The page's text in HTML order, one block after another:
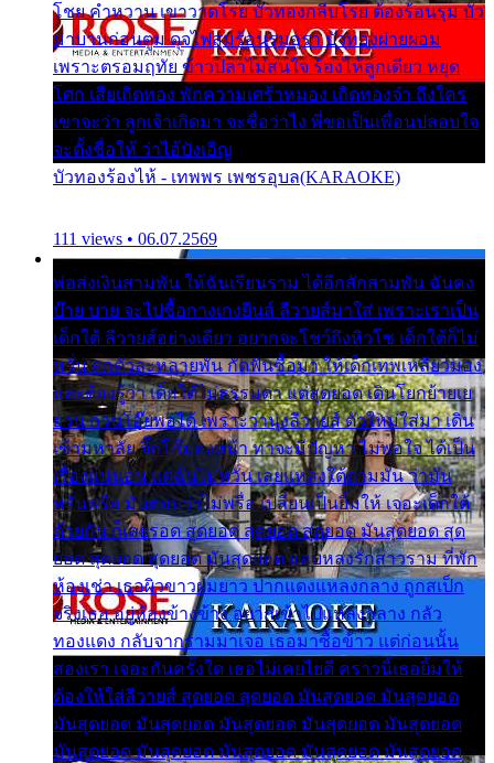
โชย คำหวาน เขาวาดโรย บัวทองกลีบโรย ต้องร้อนรุม บัว
มาบานก่อนตูม ดุจไฟสุมร้อนรุมอุรา บัวทองผ่ายผอม
เพราะตรอมฤทัย ข้าวปลาไม่สนใจ ร้องไห้ลูกเดียว หยุด
โศก เสียเถิดทอง พักความเศร้าหมอง เถิดทองจ๋า ถึงใคร
เขาจะว่า ลูกเจ้าเกิดมา จะชื่อว่าไง พี่ขอเป็นเพื่อนปลอบใจ
จะตั้งชื่อให้ ว่าไอ้บังเอิญ
บัวทองร้องไห้ - เทพพร เพชรอุบล(KARAOKE)
111 views • 06.07.2569
พ่อส่งเงินสามพัน ให้ฉันเรียนราม ได้อีกสักสามพัน ฉันคง
บ๊าย บาย จะไปซื้อกางเกงยีนส์ ลีวายส์มาใส่ เพราะเราเป็น
เด็กใต้ ลีวายส์อย่างเดียว อยากจะโชว์ถึงหิวโซ เด็กใต้ก็ไม่
หวั่น ตกตัวละหลายพัน กัดฟันซื้อมา ให้เด็กเทพเหลียวมอง
และต้องรู้ว่า เด็กใต้ไม่ธรรมดา แต่สุดยอด เดินโยกย้ายเย
ยวน กวนโอ๊ยพอได้ เพราะว่านุ่งลีวายส์ ตัวใหม่ใส่มา เดิน
เข้ามหาลัย จิ๊กโก๊มองหน้า ท่าจะมีปัญหา ไม่พอใจ ได้เป็น
เรื่องแน่นอน แต่ฉันไม่หวั่น เลยแหลงใต้ถามมัน ว่ามัน
พรั่นพรือ มันตอบว่าไม่พรื่อ เปลี่ยนเป็นยิ้มให้ เจอะเด็กใต้
ด้วยกัน ก็เลยรอด สุดยอด สุดยอด สุดยอด มันสุดยอด สุด
ยอด สุดยอด สุดยอด มันสุดยอด แอบหลงรักสาวราม ที่พัก
ห้องเช่า เธอผิวขาวผมยาว ปากแดงแหลงกลาง ถูกสเป็ก
จริงเธอ อยู่ห้องข้างข้าง อยากเข้าไปแหลงกลาง กลัว
ทองแดง กลับจากรามมาเจอ เธอมาซื้อข้าว แต่ก่อนนั้น
สองเรา เจอะกันครั้งใด เธอไม่เคยไยดี คราวนี้เธอยิ้มให้
ต้องให้ใส่ลีวายส์ สุดยอด สุดยอด มันสุดยอด มันสุดยอด
มันสุดยอด มันสุดยอด มันสุดยอด มันสุดยอด มันสุดยอด
มันสุดยอด มันสุดยอด มันสุดยอด มันสุดยอด มันสุดยอด